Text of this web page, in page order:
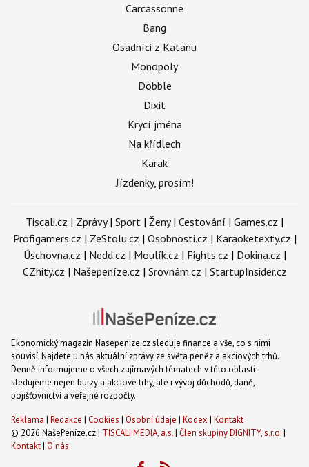
Carcassonne
Bang
Osadníci z Katanu
Monopoly
Dobble
Dixit
Krycí jména
Na křídlech
Karak
Jízdenky, prosím!
Tiscali.cz | Zprávy| Sport | Ženy| Cestování | Games.cz |
Profigamers.cz | ZeStolu.cz | Osobnosti.cz | Karaoketexty.cz |
Úschovna.cz | Nedd.cz | Moulík.cz | Fights.cz | Dokina.cz |
CZhity.cz | Našepeníze.cz | Srovnám.cz | StartupInsider.cz
Ekonomický magazín Nasepenize.cz sleduje finance a vše, co s nimi
souvisí. Najdete u nás aktuální zprávy ze světa peněz a akciových trhů.
Denně informujeme o všech zajímavých tématech v této oblasti -
sledujeme nejen burzy a akciové trhy, ale i vývoj důchodů, daně,
pojišťovnictví a veřejné rozpočty.
Reklama | Redakce | Cookies | Osobní údaje | Kodex | Kontakt
© 2026 NašePeníze.cz | TISCALI MEDIA, a.s.| Člen skupiny DIGNITY, s.r.o.|
Kontakt| O nás